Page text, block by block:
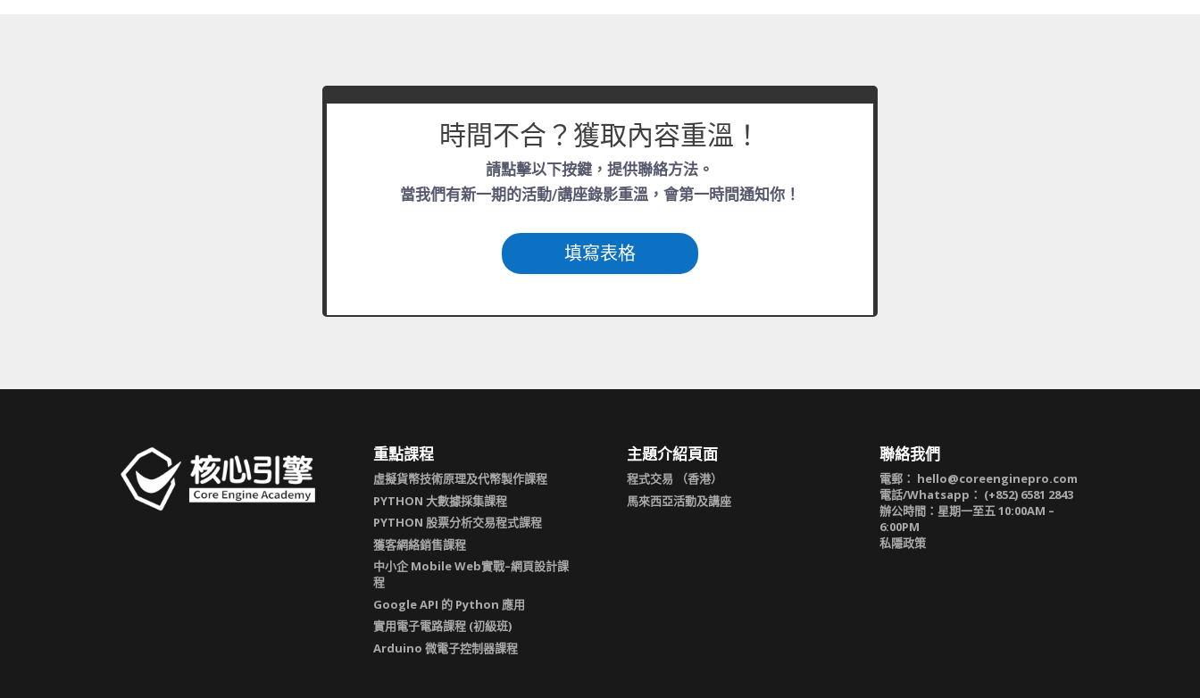
時間不合？獲取內容重溫！
請點擊以下按鍵，提供聯絡方法。
當我們有新一期的活動/講座錄影重溫，會第一時間通知你！
填寫表格
重點課程
虛擬貨幣技術原理及代幣製作課程
PYTHON 大數據採集課程
PYTHON 股票分析交易程式課程
獲客網絡銷售課程
中小企 Mobile Web實戰–網頁設計課
程
Google API 的 Python 應用
實用電子電路課程 (初級班)
Arduino 微電子控制器課程
主題介紹頁面
程式交易 （香港）
馬來西亞活動及講座
聯絡我們
電郵： hello@coreenginepro.com
電話/Whatsapp： (+852) 6581 2843
辦公時間：星期一至五 10:00AM –
6:00PM
私隱政策